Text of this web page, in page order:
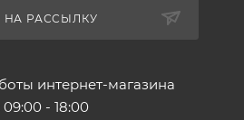
РАССЫЛКУ
интернет-магазина
09:00 - 18:00